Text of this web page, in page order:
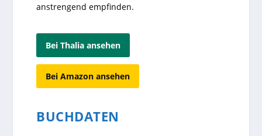
anstrengend empfinden.
Bei Thalia ansehen
Bei Amazon ansehen
BUCHDATEN